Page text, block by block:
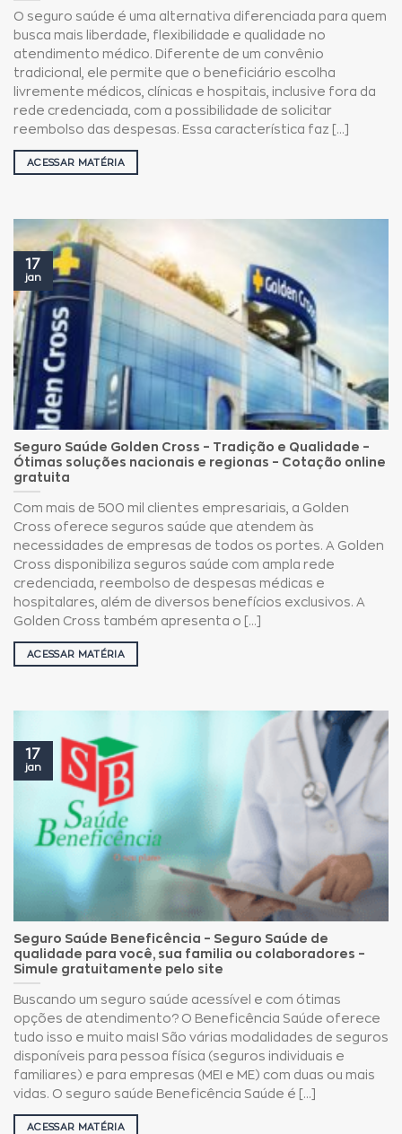
O seguro saúde é uma alternativa diferenciada para quem
busca mais liberdade, flexibilidade e qualidade no
atendimento médico. Diferente de um convênio
tradicional, ele permite que o beneficiário escolha
livremente médicos, clínicas e hospitais, inclusive fora da
rede credenciada, com a possibilidade de solicitar
reembolso das despesas. Essa característica faz [...]
ACESSAR MATÉRIA
Seguro Saúde Golden Cross – Tradição e Qualidade –
Ótimas soluções nacionais e regionas – Cotação online
gratuita
Com mais de 500 mil clientes empresariais, a Golden
Cross oferece seguros saúde que atendem às
necessidades de empresas de todos os portes. A Golden
Cross disponibiliza seguros saúde com ampla rede
credenciada, reembolso de despesas médicas e
hospitalares, além de diversos benefícios exclusivos. A
Golden Cross também apresenta o [...]
ACESSAR MATÉRIA
17
jan
Seguro Saúde Beneficência – Seguro Saúde de
qualidade para você, sua familia ou colaboradores –
Simule gratuitamente pelo site
Buscando um seguro saúde acessível e com ótimas
opções de atendimento? O Beneficência Saúde oferece
tudo isso e muito mais! São várias modalidades de seguros
disponíveis para pessoa física (seguros individuais e
familiares) e para empresas (MEI e ME) com duas ou mais
vidas. O seguro saúde Beneficência Saúde é [...]
ACESSAR MATÉRIA
17
jan